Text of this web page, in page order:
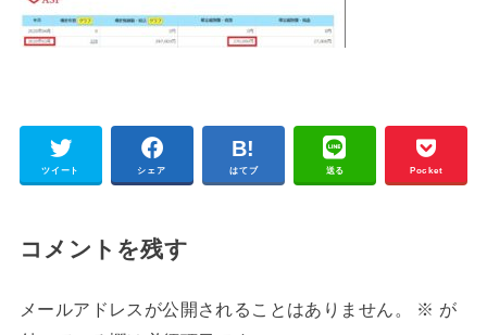
ツイート シェア はてブ 送る Pocket
コメントを残す
メールアドレスが公開されることはありません。 ※ が